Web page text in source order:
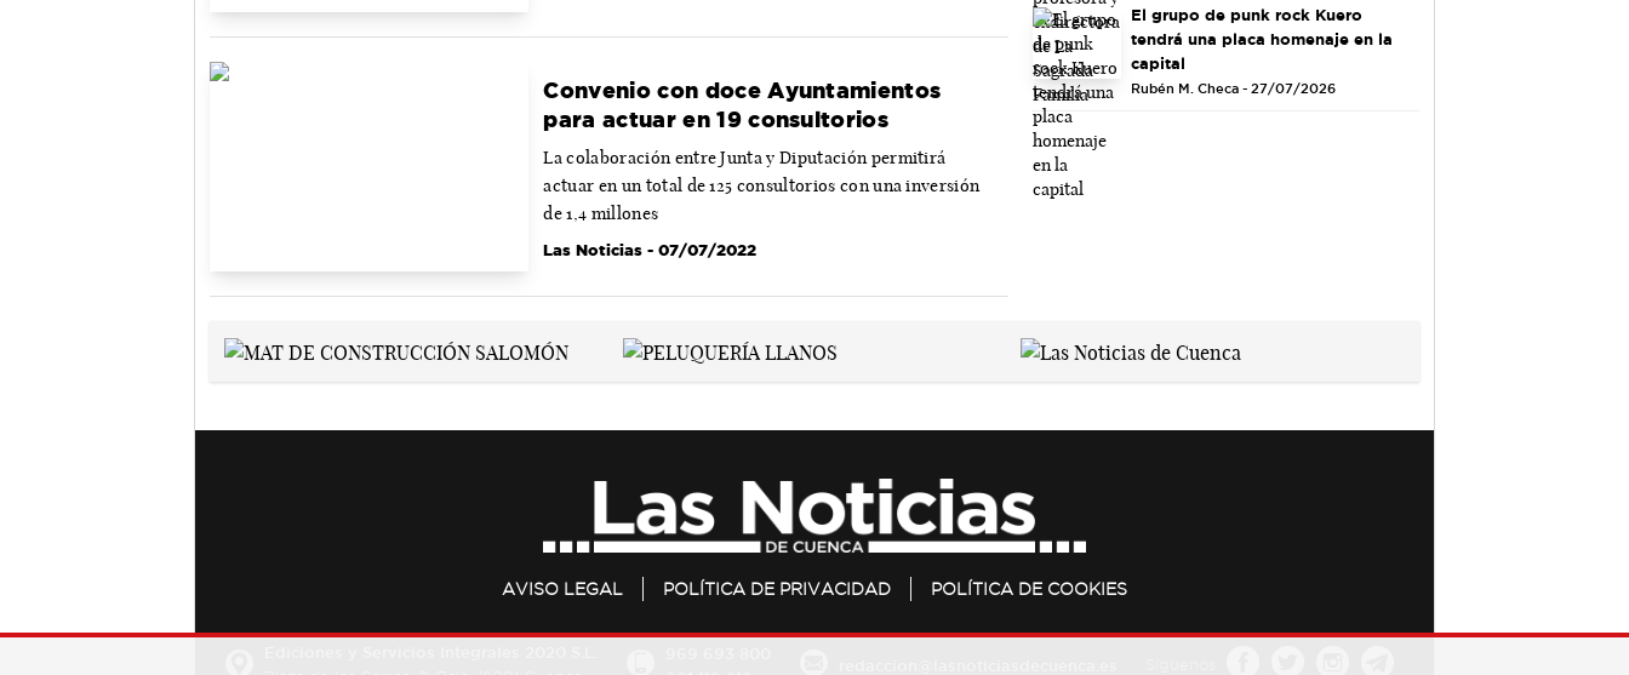
Convenio con doce Ayuntamientos
para actuar en 19 consultorios
La colaboración entre Junta y Diputación permitirá
actuar en un total de 125 consultorios con una inversión
de 1,4 millones
Las Noticias - 07/07/2022
El grupo de punk rock Kuero
tendrá una placa homenaje en la
capital
Rubén M. Checa - 27/07/2026
AVISO LEGAL POLÍTICA DE PRIVACIDAD POLÍTICA DE COOKIES